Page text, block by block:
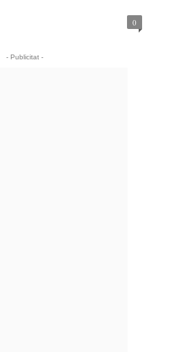
0
- Publicitat -